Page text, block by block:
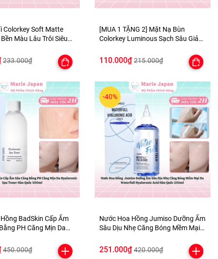
Colorkey Soft Matte
Màu Lâu Trôi Siêu
233.000₫
[MUA 1 TẶNG 2] Mặt Nạ Bùn
Colorkey Luminous Sạch Sâu Giảm
Purifying Clay Mask - TẶNG SET
SAMPLE 2 GEL TẮM
110.000₫ 215.000₫
BadSkin Cấp Ẩm
PH Căng Mịn Da
450.000₫
-40%
Nước Hoa Hồng Jumiso Dưỡng Ẩm
Sâu Dịu Nhẹ Căng Bóng Mềm Mại
Quốc 250ml
251.000₫ 420.000₫